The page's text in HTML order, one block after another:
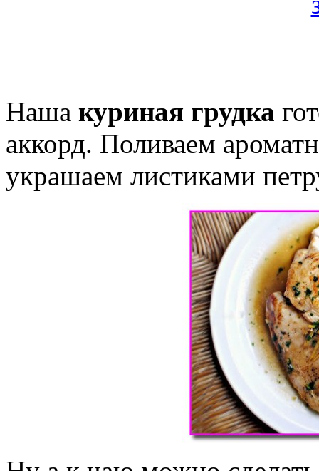
Наша куриная грудка
аккорд. Поливаем
украшаем листиками